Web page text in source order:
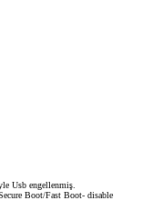
Usb engellenmiş.
Boot/Fast Boot- disable